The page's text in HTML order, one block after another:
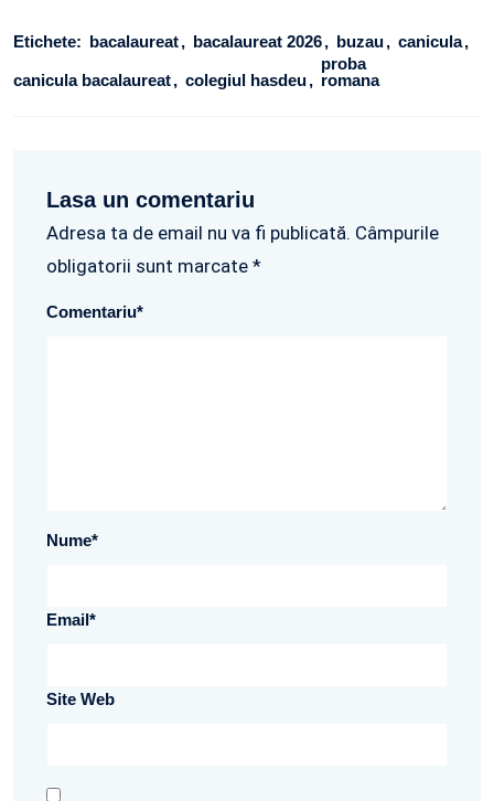
Etichete: bacalaureat bacalaureat 2026 buzau canicula
canicula bacalaureat colegiul hasdeu
proba
romana
Lasa un comentariu
Adresa ta de email nu va fi publicată. Câmpurile
obligatorii sunt marcate *
Comentariu*
Nume*
Email*
Site Web